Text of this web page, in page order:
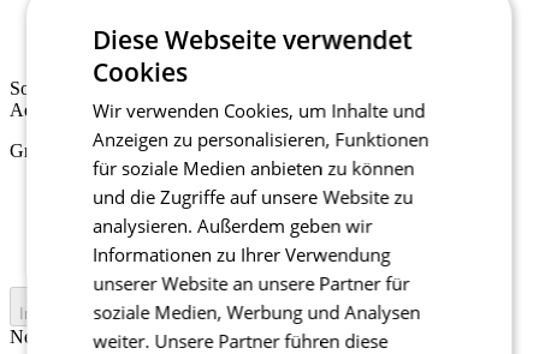
Sommer
Aero Tight Fit
Sommer
Aero Tight Fit
Größe auswählen:
37-39
43-45
46-48
In den Warenkorb legen
Nejprve vyberte variantu
Diese Webseite verwendet
Cookies
Wir verwenden Cookies, um Inhalte und
Anzeigen zu personalisieren, Funktionen
für soziale Medien anbieten zu können
und die Zugriffe auf unsere Website zu
analysieren. Außerdem geben wir
Informationen zu Ihrer Verwendung
unserer Website an unsere Partner für
soziale Medien, Werbung und Analysen
weiter. Unsere Partner führen diese